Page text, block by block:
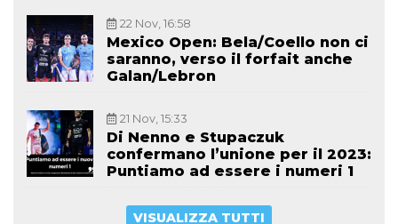
22 Nov, 16:58
Mexico Open: Bela/Coello non ci
saranno, verso il forfait anche
Galan/Lebron
21 Nov, 15:33
Di Nenno e Stupaczuk
confermano l’unione per il 2023:
Puntiamo ad essere i numeri 1
VISUALIZZA TUTTI